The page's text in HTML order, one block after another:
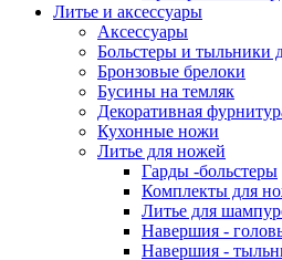
Литье и аксессуары
Аксессуары
Больстеры и тыльники
Бронзовые брелоки
Бусины на темляк
Декоративная
Кухонные ножи
Литье для ножей
Гарды -больстеры
Комплекты для
Литье для
Навершия -
Навершия -